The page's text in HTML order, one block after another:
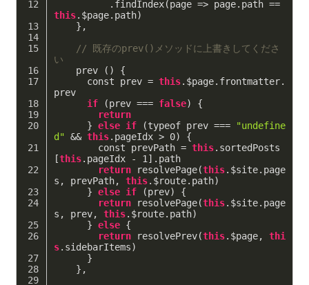
this.$page.path)
    },
// 既存のprev()メソッドに上書きしてくださ
い
    prev () {
      const prev =
this.$page.frontmatter.
prev
if (prev === false) {
return
      }
else if (typeof prev ===
"undefine
d" && this.pageIdx > 0) {
        const prevPath =
this.sortedPosts
[this.pageIdx - 1].path
return resolvePage(this.$site.page
s, prevPath, this.$route.path)
      }
else if (prev) {
return resolvePage(this.$site.page
s, prev, this.$route.path)
      }
else {
return resolvePrev(this.$page, thi
s.sidebarItems)
      }
    },